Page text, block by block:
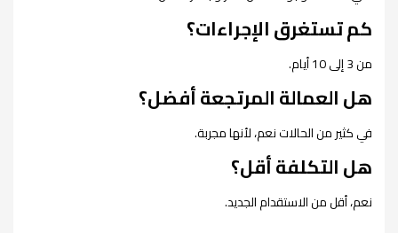
كم تستغرق الإجراءات؟
من 3 إلى 10 أيام.
هل العمالة المرتجعة أفضل؟
في كثير من الحالات نعم، لأنها مجربة.
هل التكلفة أقل؟
نعم، أقل من الاستقدام الجديد.